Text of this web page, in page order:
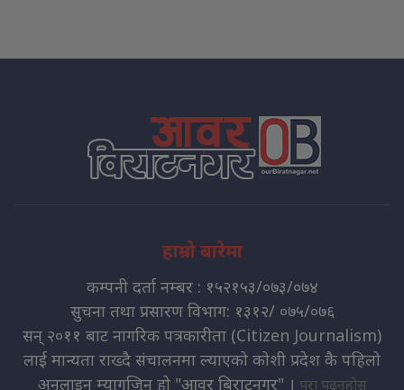
हाम्रो बारेमा
कम्पनी दर्ता नम्बर : १५२१५३/०७३/०७४
सुचना तथा प्रसारण विभाग: १३१२/ ०७५/०७६
सन् २०११ बाट नागरिक पत्रकारीता (Citizen Journalism)
लाई मान्यता राख्दै संचालनमा ल्याएको कोशी प्रदेश कै पहिलो
अनलाइन म्यागजिन हो "आवर बिराटनगर" । पुरा पढ्नुहोस्